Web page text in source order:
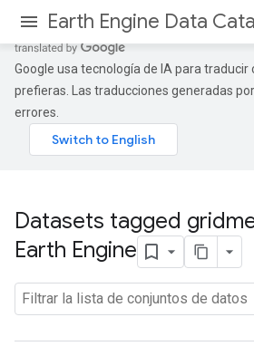
Earth Engine Data
Google usa tecnología de IA para
prefieras. Las traducciones generadas
errores.
Datasets tagged
Earth Engine